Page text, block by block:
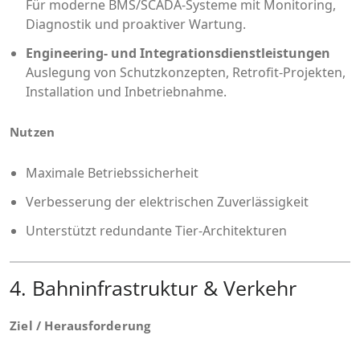
Für moderne BMS/SCADA-Systeme mit Monitoring,
Diagnostik und proaktiver Wartung.
Engineering- und Integrationsdienstleistungen
Auslegung von Schutzkonzepten, Retrofit-Projekten,
Installation und Inbetriebnahme.
Nutzen
Maximale Betriebssicherheit
Verbesserung der elektrischen Zuverlässigkeit
Unterstützt redundante Tier-Architekturen
4. Bahninfrastruktur & Verkehr
Ziel / Herausforderung